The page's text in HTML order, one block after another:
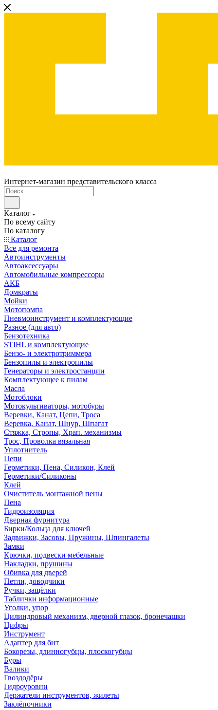
Интернет-магазин представительского класса
Каталог
По всему сайту
По каталогу
Каталог
Все для ремонта
Автоинструменты
Автоаксессуары
Автомобильные компрессоры
АКБ
Домкраты
Мойки
Мотопомпа
Пневмоинструмент и комплектующие
Разное (для авто)
Бензотехника
STIHL и комплектующие
Бензо- и электротриммера
Бензопилы и электропилы
Генераторы и электростанции
Комплектующее к пилам
Масла
Мотоблоки
Мотокультиваторы, мотобуры
Веревки, Канат, Цепи, Троса
Веревка, Канат, Шнур, Шпагат
Стяжка, Стропы, Храп. механизмы
Трос, Проволка вязальная
Уплотнитель
Цепи
Герметики, Пена, Силикон, Клей
Герметики/Силиконы
Клей
Очиститель монтажной пены
Пена
Гидроизоляция
Дверная фурнитура
Бирки/Кольца для ключей
Задвижки, Засовы, Пружины, Шпингалеты
Замки
Крючки, подвески мебельные
Накладки, прушины
Обивка для дверей
Петли, доводчики
Ручки, защёлки
Таблички информационные
Уголки, упор
Цилиндровый механизм, дверной глазок, бронечашки
Цифры
Инструмент
Адаптер для бит
Бокорезы, длинногубцы, плоскогубцы
Буры
Валики
Гвоздодёры
Гидроуровни
Держатели инструментов, жилеты
Заклёпочники